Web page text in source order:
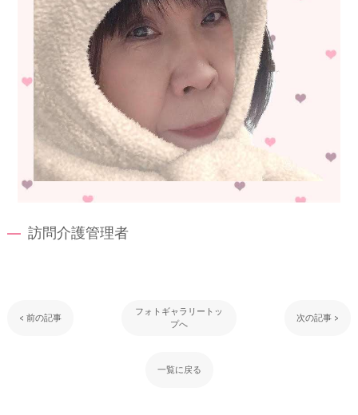
訪問介護管理者
< 前の記事
フォトギャラリートッ
プへ
次の記事 >
一覧に戻る